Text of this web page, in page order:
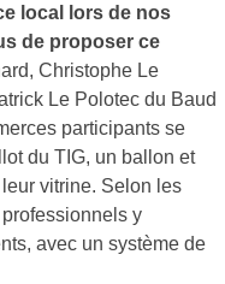
local lors de nos
de proposer ce
Christophe Le
Le Polotec du Baud
participants se
du TIG, un ballon et
vitrine. Selon les
y
avec un système de